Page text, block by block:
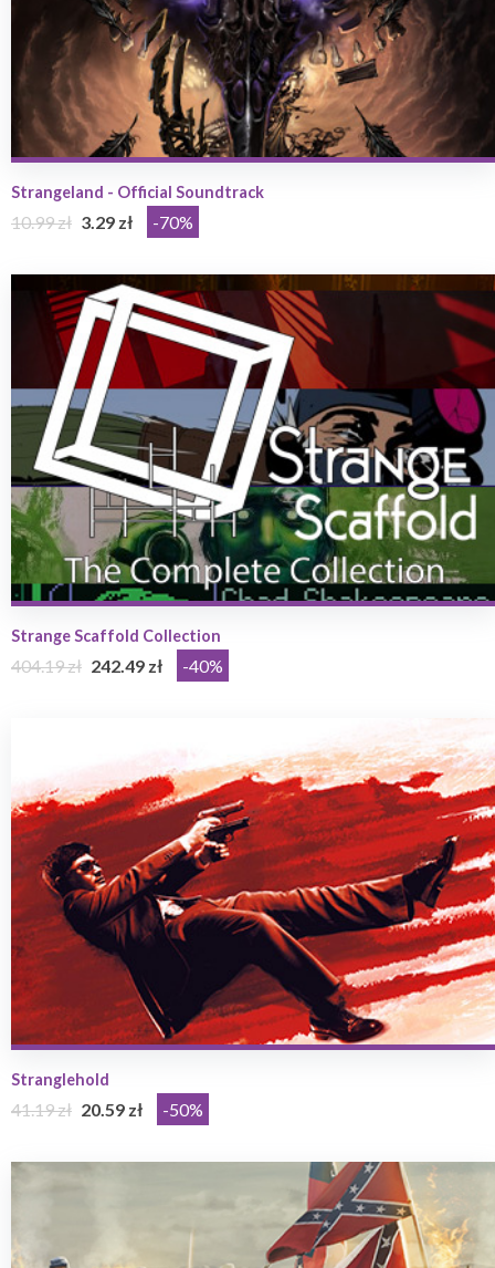
Strangeland - Official Soundtrack
10.99 zł 3.29 zł -70%
Strange Scaffold Collection
404.19 zł 242.49 zł -40%
Stranglehold
41.19 zł 20.59 zł -50%